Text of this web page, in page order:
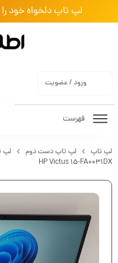
لپ تاپ دلخواه خود
ورود / عضویت
فهرست
لپ تاپ لپ تاپ دست دوم لپ
HP Victus 15-FA0031DX